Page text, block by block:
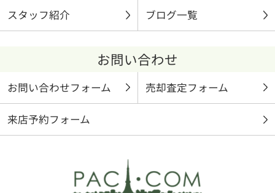
スタッフ紹介 ブログ一覧
お問い合わせ
お問い合わせフォーム 売却査定フォーム
来店予約フォーム